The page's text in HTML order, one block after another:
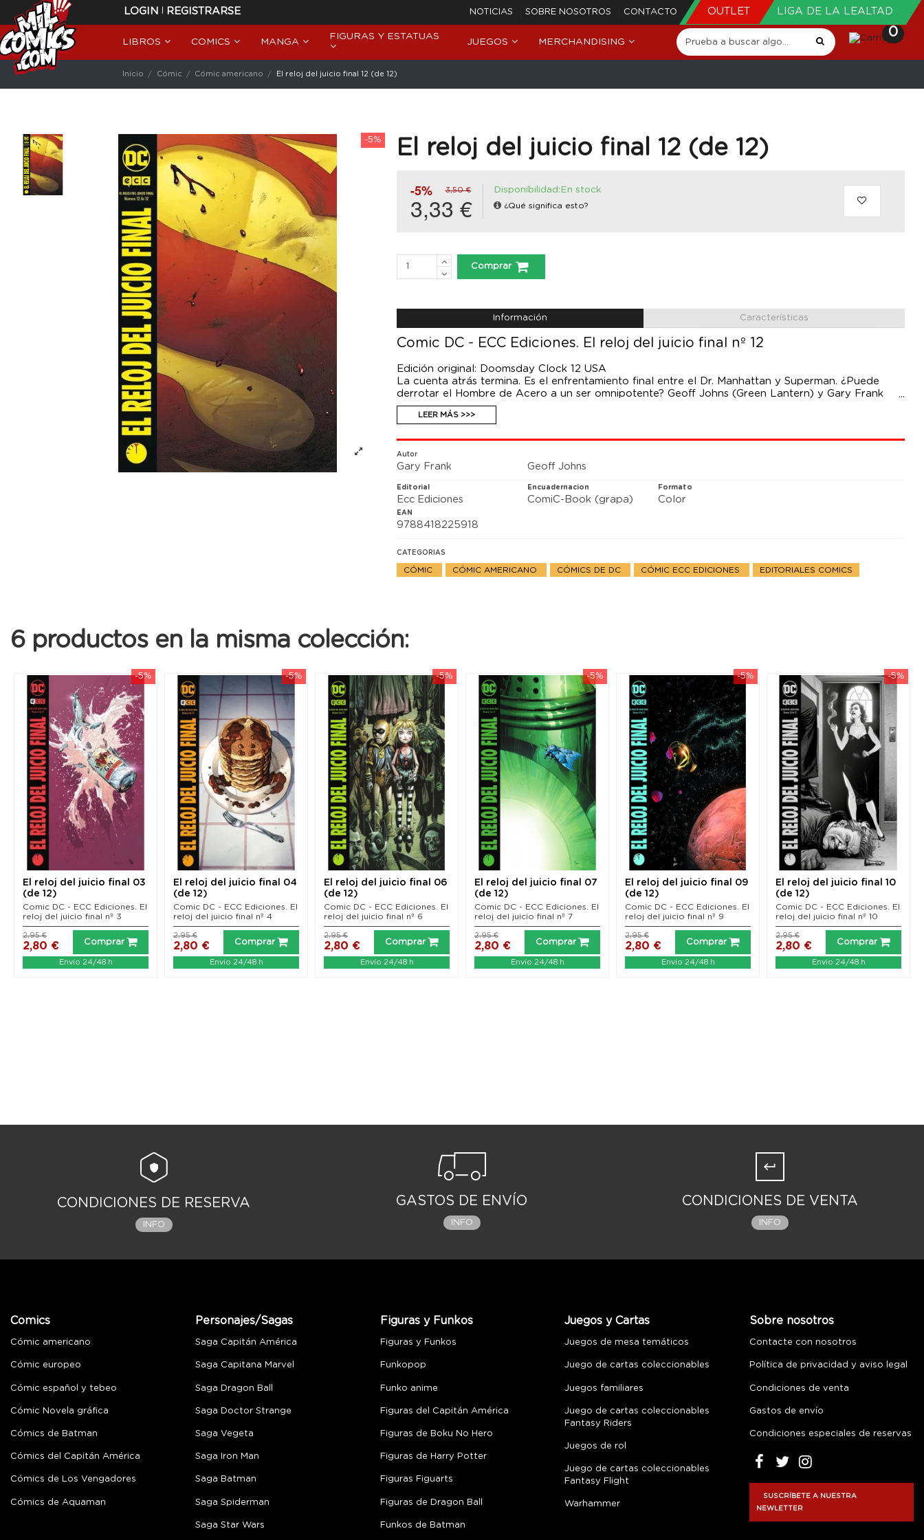
LOGIN | REGISTRARSE NOTICIAS SOBRE NOSOTROS CONTACTO OUTLET LIGA DE LA LEALTAD
LIBROS COMICS MANGA
FIGURAS Y ESTATUAS
JUEGOS MERCHANDISING
0
Inicio Cómic Cómic americano El reloj del juicio final 12 (de 12)
-5% El reloj del juicio final 12 (de 12)
-5% 3,50 €
3,33 €
Disponibilidad:En stock
¿Qué significa esto?
Comprar
Información Características
Comic DC - ECC Ediciones. El reloj del juicio final nº 12
Edición original: Doomsday Clock 12 USA
La cuenta atrás termina. Es el enfrentamiento final entre el Dr. Manhattan y Superman. ¿Puede
derrotar el Hombre de Acero a un ser omnipotente? Geoff Johns (Green Lantern) y Gary Frank
(Superman) cierran su proyecto más esperado con una sentida oda al primer superhéroe y a todo
el Universo DC.
LEER MÁS >>>
Autor
Gary Frank Geoff Johns
Editorial
Ecc Ediciones
Encuadernacion
ComiC-Book (grapa)
Formato
Color
EAN
9788418225918
CATEGORIAS
CÓMIC CÓMIC AMERICANO CÓMICS DE DC CÓMIC ECC EDICIONES EDITORIALES COMICS
6 productos en la misma colección:
-5%
El reloj del juicio final 03
(de 12)
Comic DC - ECC Ediciones. El
reloj del juicio final nº 3
2,80 €
2,95 €
Comprar
Envío 24/48 h
-5%
El reloj del juicio final 04
(de 12)
Comic DC - ECC Ediciones. El
reloj del juicio final nº 4
2,80 €
2,95 €
Comprar
Envío 24/48 h
-5%
El reloj del juicio final 06
(de 12)
Comic DC - ECC Ediciones. El
reloj del juicio final nº 6
2,80 €
2,95 €
Comprar
Envío 24/48 h
-5%
El reloj del juicio final 07
(de 12)
Comic DC - ECC Ediciones. El
reloj del juicio final nº 7
2,80 €
2,95 €
Comprar
Envío 24/48 h
-5%
El reloj del juicio final 09
(de 12)
Comic DC - ECC Ediciones. El
reloj del juicio final nº 9
2,80 €
2,95 €
Comprar
Envío 24/48 h
-5%
El reloj del juicio final 10
(de 12)
Comic DC - ECC Ediciones. El
reloj del juicio final nº 10
2,80 €
2,95 €
Comprar
Envío 24/48 h
CONDICIONES DE RESERVA
INFO
GASTOS DE ENVÍO
INFO
CONDICIONES DE VENTA
INFO
Comics
Cómic americano
Cómic europeo
Cómic español y tebeo
Cómic Novela gráfica
Cómics de Batman
Cómics del Capitán América
Cómics de Los Vengadores
Cómics de Aquaman
Personajes/Sagas
Saga Capitán América
Saga Capitana Marvel
Saga Dragon Ball
Saga Doctor Strange
Saga Vegeta
Saga Iron Man
Saga Batman
Saga Spiderman
Saga Star Wars
Figuras y Funkos
Figuras y Funkos
Funkopop
Funko anime
Figuras del Capitán América
Figuras de Boku No Hero
Figuras de Harry Potter
Figuras Figuarts
Figuras de Dragon Ball
Funkos de Batman
Juegos y Cartas
Juegos de mesa temáticos
Juego de cartas coleccionables
Juegos familiares
Juego de cartas coleccionables
Fantasy Riders
Juegos de rol
Juego de cartas coleccionables
Fantasy Flight
Warhammer
Sobre nosotros
Contacte con nosotros
Política de privacidad y aviso legal
Condiciones de venta
Gastos de envío
Condiciones especiales de reservas
SUSCRÍBETE A NUESTRA
NEWLETTER